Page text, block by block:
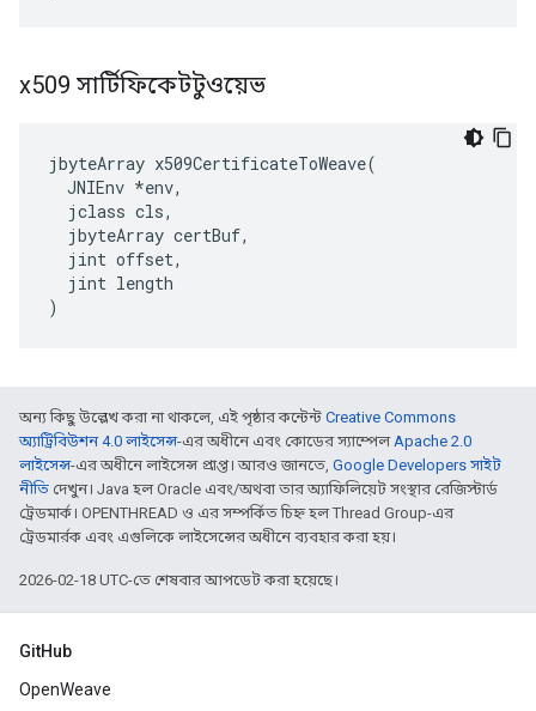
x509 সার্টিফিকেটটুওয়েভ
jbyteArray x509CertificateToWeave(
  JNIEnv *env,
  jclass cls,
  jbyteArray certBuf,
  jint offset,
  jint length
)
অন্য কিছু উল্লেখ করা না থাকলে, এই পৃষ্ঠার কন্টেন্ট Creative Commons
অ্যাট্রিবিউশন 4.0 লাইসেন্স-এর অধীনে এবং কোডের স্যাম্পেলApache 2.0
লাইসেন্স-এর অধীনে লাইসেন্স প্রাপ্ত। আরও জানতে, Google Developers সাইট
নীতি দেখুন। Java হল Oracle এবং/অথবা তার অ্যাফিলিয়েট সংস্থার রেজিস্টার্ড
ট্রেডমার্ক। OPENTHREAD ও এর সম্পর্কিত চিহ্ন হল Thread Group-এর
ট্রেডমার্রক এবং এগুলিকে লাইসেন্সের অধীনে ব্যবহার করা হয়।
2026-02-18 UTC-তে শেষবার আপডেট করা হয়েছে।
GitHub
OpenWeave